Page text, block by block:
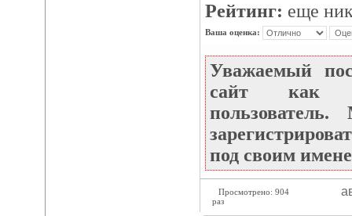
Рейтинг: еще
Ваша оценка:
Уважаемый
сайт как
под своим
Просмотрено: 904
раз